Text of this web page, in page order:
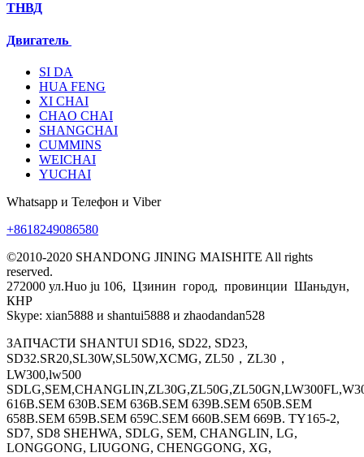
ТНВД
Двигатель
SI DA
HUA FENG
XI CHAI
CHAO CHAI
SHANGCHAI
CUMMINS
WEICHAI
YUCHAI
Whatsapp и Телефон и Viber
+8618249086580
©2010-2020 SHANDONG JINING MAISHITE All rights
reserved.
272000 ул.Huo ju 106, Цзинин город, провинции Шаньдун,
КНР
Skype: xian5888 и shantui5888 и zhaodandan528
ЗАПЧАСТИ SHANTUI SD16, SD22, SD23,
SD32.SR20,SL30W,SL50W,XCMG, ZL50，ZL30，
LW300,lw500
616B.SEM 630B.SEM 636B.SEM 639B.SEM 650B.SEM
658B.SEM 659B.SEM 659C.SEM 660B.SEM 669B. TY165-2,
SD7, SD8 SHEHWA, SDLG, SEM, CHANGLIN, LG,
LONGGONG, LIUGONG, CHENGGONG, XG,